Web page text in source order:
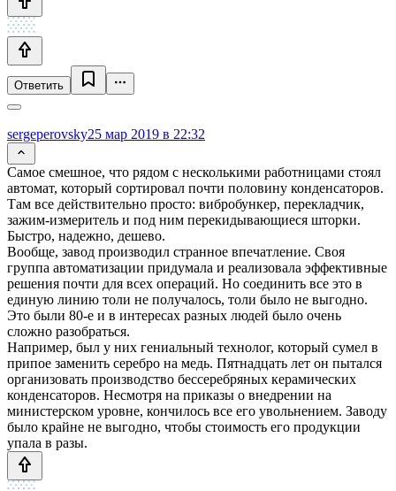
Ответить
sergeperovsky25 мар 2019 в 22:32
Самое смешное, что рядом с несколькими работницами стоял
автомат, который сортировал почти половину конденсаторов.
Там все действительно просто: вибробункер, перекладчик,
зажим-измеритель и под ним перекидывающиеся шторки.
Быстро, надежно, дешево.
Вообще, завод производил странное впечатление. Своя
группа автоматизации придумала и реализовала эффективные
решения почти для всех операций. Но соединить все это в
единую линию толи не получалось, толи было не выгодно.
Это были 80-е и в интересах разных людей было очень
сложно разобраться.
Например, был у них гениальный технолог, который сумел в
припое заменить серебро на медь. Пятнадцать лет он пытался
организовать производство бессеребряных керамических
конденсаторов. Несмотря на приказы о внедрении на
министерском уровне, кончилось все его увольнением. Заводу
было крайне не выгодно, чтобы стоимость его продукции
упала в разы.